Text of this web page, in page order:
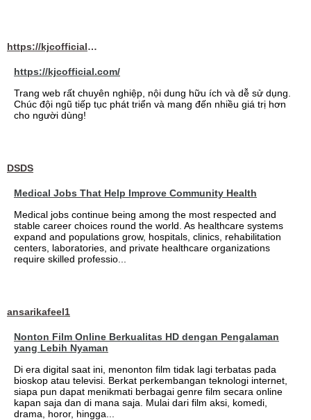
https://kjcofficial.com/
https://kjcofficial.com/
Trang web rất chuyên nghiệp, nội dung hữu ích và dễ sử dụng.
Chúc đội ngũ tiếp tục phát triển và mang đến nhiều giá trị hơn
cho người dùng!
DSDS
Medical Jobs That Help Improve Community Health
Medical jobs continue being among the most respected and
stable career choices round the world. As healthcare systems
expand and populations grow, hospitals, clinics, rehabilitation
centers, laboratories, and private healthcare organizations
require skilled professio...
ansarikafeel1
Nonton Film Online Berkualitas HD dengan Pengalaman
yang Lebih Nyaman
Di era digital saat ini, menonton film tidak lagi terbatas pada
bioskop atau televisi. Berkat perkembangan teknologi internet,
siapa pun dapat menikmati berbagai genre film secara online
kapan saja dan di mana saja. Mulai dari film aksi, komedi,
drama, horor, hingga...